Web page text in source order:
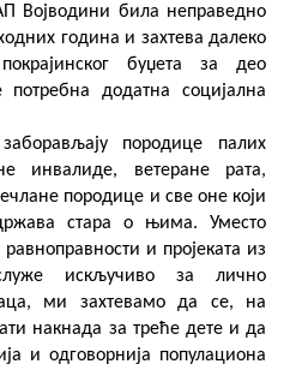
Војводини била неправедно
година и захтева далеко
буџета за део
потребна додатна социјална
породице палих
инвалиде, ветеране рата,
породице и све оне који
стара о њима. Уместо
и пројеката из
искључиво за лично
ми захтевамо да се, на
накнада за треће дете и да
и одговорнија популациона